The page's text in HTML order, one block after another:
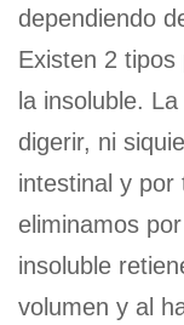
dependiendo
Existen 2
la insoluble.
digerir, ni
intestinal y por
eliminamos
insoluble
volumen y al